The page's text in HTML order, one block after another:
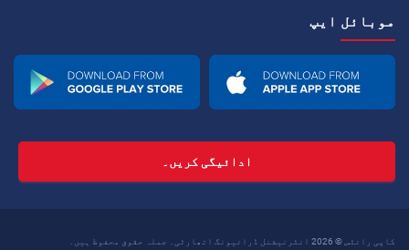
موبائل ایپ
ادائیگی کریں۔
کاپی رائٹس © 2026 انٹرنیشنل ڈرائیونگ اتھارٹی۔ جملہ حقوق محفوظ ہیں۔